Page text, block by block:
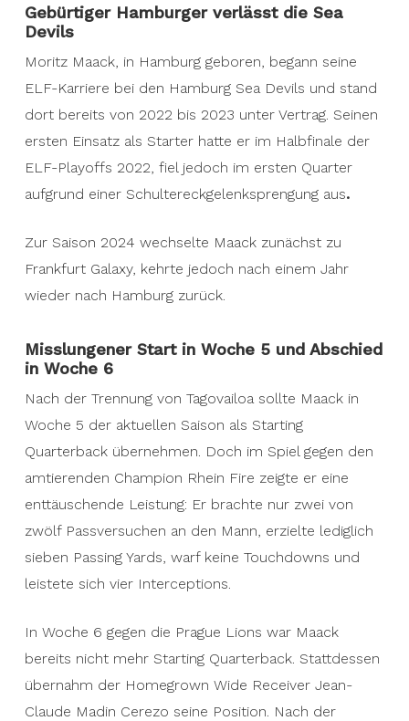
Gebürtiger Hamburger verlässt die Sea
Devils
Moritz Maack, in Hamburg geboren, begann seine
ELF-Karriere bei den Hamburg Sea Devils und stand
dort bereits von 2022 bis 2023 unter Vertrag. Seinen
ersten Einsatz als Starter hatte er im Halbfinale der
ELF-Playoffs 2022, fiel jedoch im ersten Quarter
aufgrund einer Schultereckgelenksprengung aus.
Zur Saison 2024 wechselte Maack zunächst zu
Frankfurt Galaxy, kehrte jedoch nach einem Jahr
wieder nach Hamburg zurück.
Misslungener Start in Woche 5 und Abschied
in Woche 6
Nach der Trennung von Tagovailoa sollte Maack in
Woche 5 der aktuellen Saison als Starting
Quarterback übernehmen. Doch im Spiel gegen den
amtierenden Champion Rhein Fire zeigte er eine
enttäuschende Leistung: Er brachte nur zwei von
zwölf Passversuchen an den Mann, erzielte lediglich
sieben Passing Yards, warf keine Touchdowns und
leistete sich vier Interceptions.
In Woche 6 gegen die Prague Lions war Maack
bereits nicht mehr Starting Quarterback. Stattdessen
übernahm der Homegrown Wide Receiver Jean-
Claude Madin Cerezo seine Position. Nach der